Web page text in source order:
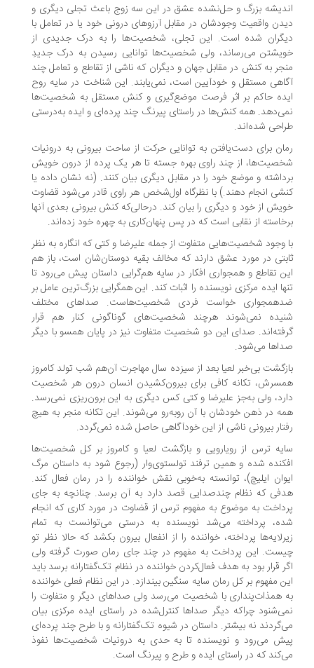
بزرگ و حل‌نشده عشق در این سه زوج باعث تجلی دیگری و
واقعیت وجودشان در مقابل آرزوهای درونی خود یا در تعامل با
شده است. این تجلی، شخصیت‌ها را به درک جدیدی از
می‌رساند، ولی شخصیت‌ها توانایی رسیدن به درک جدیدِ
به کنش در مقابل جهان و دیگران که ناشی از تقاطع و تعامل چند
مستقل و خودآیین است، نمی‌یابند. این شناخت در سایه روح
حاکم بر اثر فرصت موضع‌گیری و کنش مستقل به شخصیت‌ها
همه کنش‌ها در راستای پیرنگ چند پرده‌ای و ایده به‌درستی
شده‌اند.
برای دست‌یافتن به توانایی حرکت از ساحت بیرونی به درونیات
از چند راوی بهره جسته تا هر یک پرده از درون خویش
و موضع خود را در مقابل دیگری بیان کنند. (نه نشان داده یا
انجام دهند.) با نظرگاه اول‌شخص هر راوی قادر می‌شود قضاوت
از خود و دیگری را بیان کند. درحالی‌که کنش بیرونی بعدی آنها
از نقابی است که در پس پنهان‌کاری به چهره خود زده‌اند.
وجود شخصیت‌هایی متفاوت از جمله علیرضا و کتی که انگاره به نظر
در مورد عشق دارند که مخالف بقیه دوستان‌شان است، باز هم
تقاطع و همجواری افکار در سایه هم‌گرایی داستان پیش می‌رود تا
ایده مرکزی نویسنده را اثبات کند. این همگرایی بزرگ‌ترین عامل بر
خواست فردی شخصیت‌هاست. صداهای مختلف
نمی‌شوند هرچند شخصیت‌های گوناگونی کنار هم قرار
صدای این دو شخصیت متفاوت نیز در پایان همسو با دیگر
می‌شود.
بی‌خبر لعیا بعد از سیزده سال مهاجرت آن‌هم شب تولد کامروز
تکانه کافی برای بیرون‌کشیدن انسان درون هر شخصیت
ولی به‌جز علیرضا و کتی کس دیگری به این برون‌ریزی نمی‌رسد.
در ذهن خودشان با آن روبه‌رو می‌شوند. این تکانه منجر به هیچ
بیرونی ناشی از این خودآگاهی حاصل شده نمی‌گردد.
ترس از رویارویی و بازگشت لعیا و کامروز بر کل شخصیت‌ها
شده و همین ترفند تولستوی‌وار (رجوع شود به داستان مرگ
ایلیچ)، توانسته به‌خوبی نقش خواننده را در رمان فعال کند.
که نظام چندصدایی قصد دارد به آن برسد. چنانچه به جای
به موضوع به مفهوم ترس از قضاوت در مورد کاری که انجام
پرداخته می‌شد نویسنده به درستی می‌توانست به تمام
پرداخته، خواننده را از انفعال بیرون بکشد که حالا نظر تو
این پرداخت به مفهوم در چند جای رمان صورت گرفته ولی
قرار بود به هدف فعال‌کردن خواننده در نظام تک‌گفتارانه برسد باید
مفهوم بر کل رمان سایه سنگین بیندازد. در این نظام فعلی خواننده
همذات‌پنداری با شخصیت می‌رسد ولی صداهای دیگر و متفاوت را
چراکه دیگر صداها کنترل‌‌شده در راستای ایده مرکزی بیان
نه بیشتر. داستان در شیوه تک‌گفتارانه و با طرح چند پرده‌ای
می‌رود و نویسنده تا به حدی به درونیات شخصیت‌ها نفوذ
که در راستای ایده و طرح و پیرنگ است.